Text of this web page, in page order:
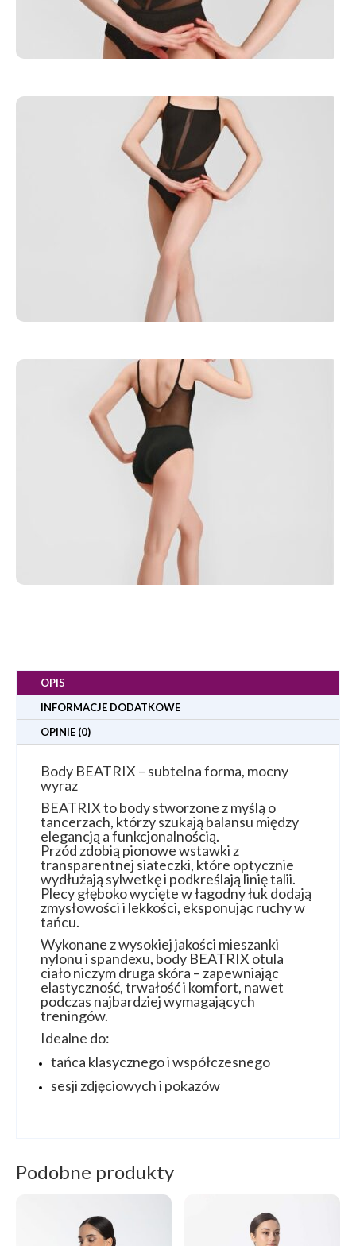
OPIS
INFORMACJE DODATKOWE
OPINIE (0)
Body BEATRIX – subtelna forma, mocny
wyraz
BEATRIX to body stworzone z myślą o
tancerzach, którzy szukają balansu między
elegancją a funkcjonalnością.
Przód zdobią pionowe wstawki z
transparentnej siateczki, które optycznie
wydłużają sylwetkę i podkreślają linię talii.
Plecy głęboko wycięte w łagodny łuk dodają
zmysłowości i lekkości, eksponując ruchy w
tańcu.
Wykonane z wysokiej jakości mieszanki
nylonu i spandexu, body BEATRIX otula
ciało niczym druga skóra – zapewniając
elastyczność, trwałość i komfort, nawet
podczas najbardziej wymagających
treningów.
Idealne do:
tańca klasycznego i współczesnego
sesji zdjęciowych i pokazów
Podobne produkty